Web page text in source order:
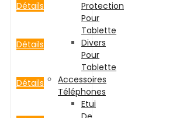
Protection
Pour
Tablette
Divers
Pour
Tablette
Accessoires
Téléphones
Etui
Détails
Détails
Détails